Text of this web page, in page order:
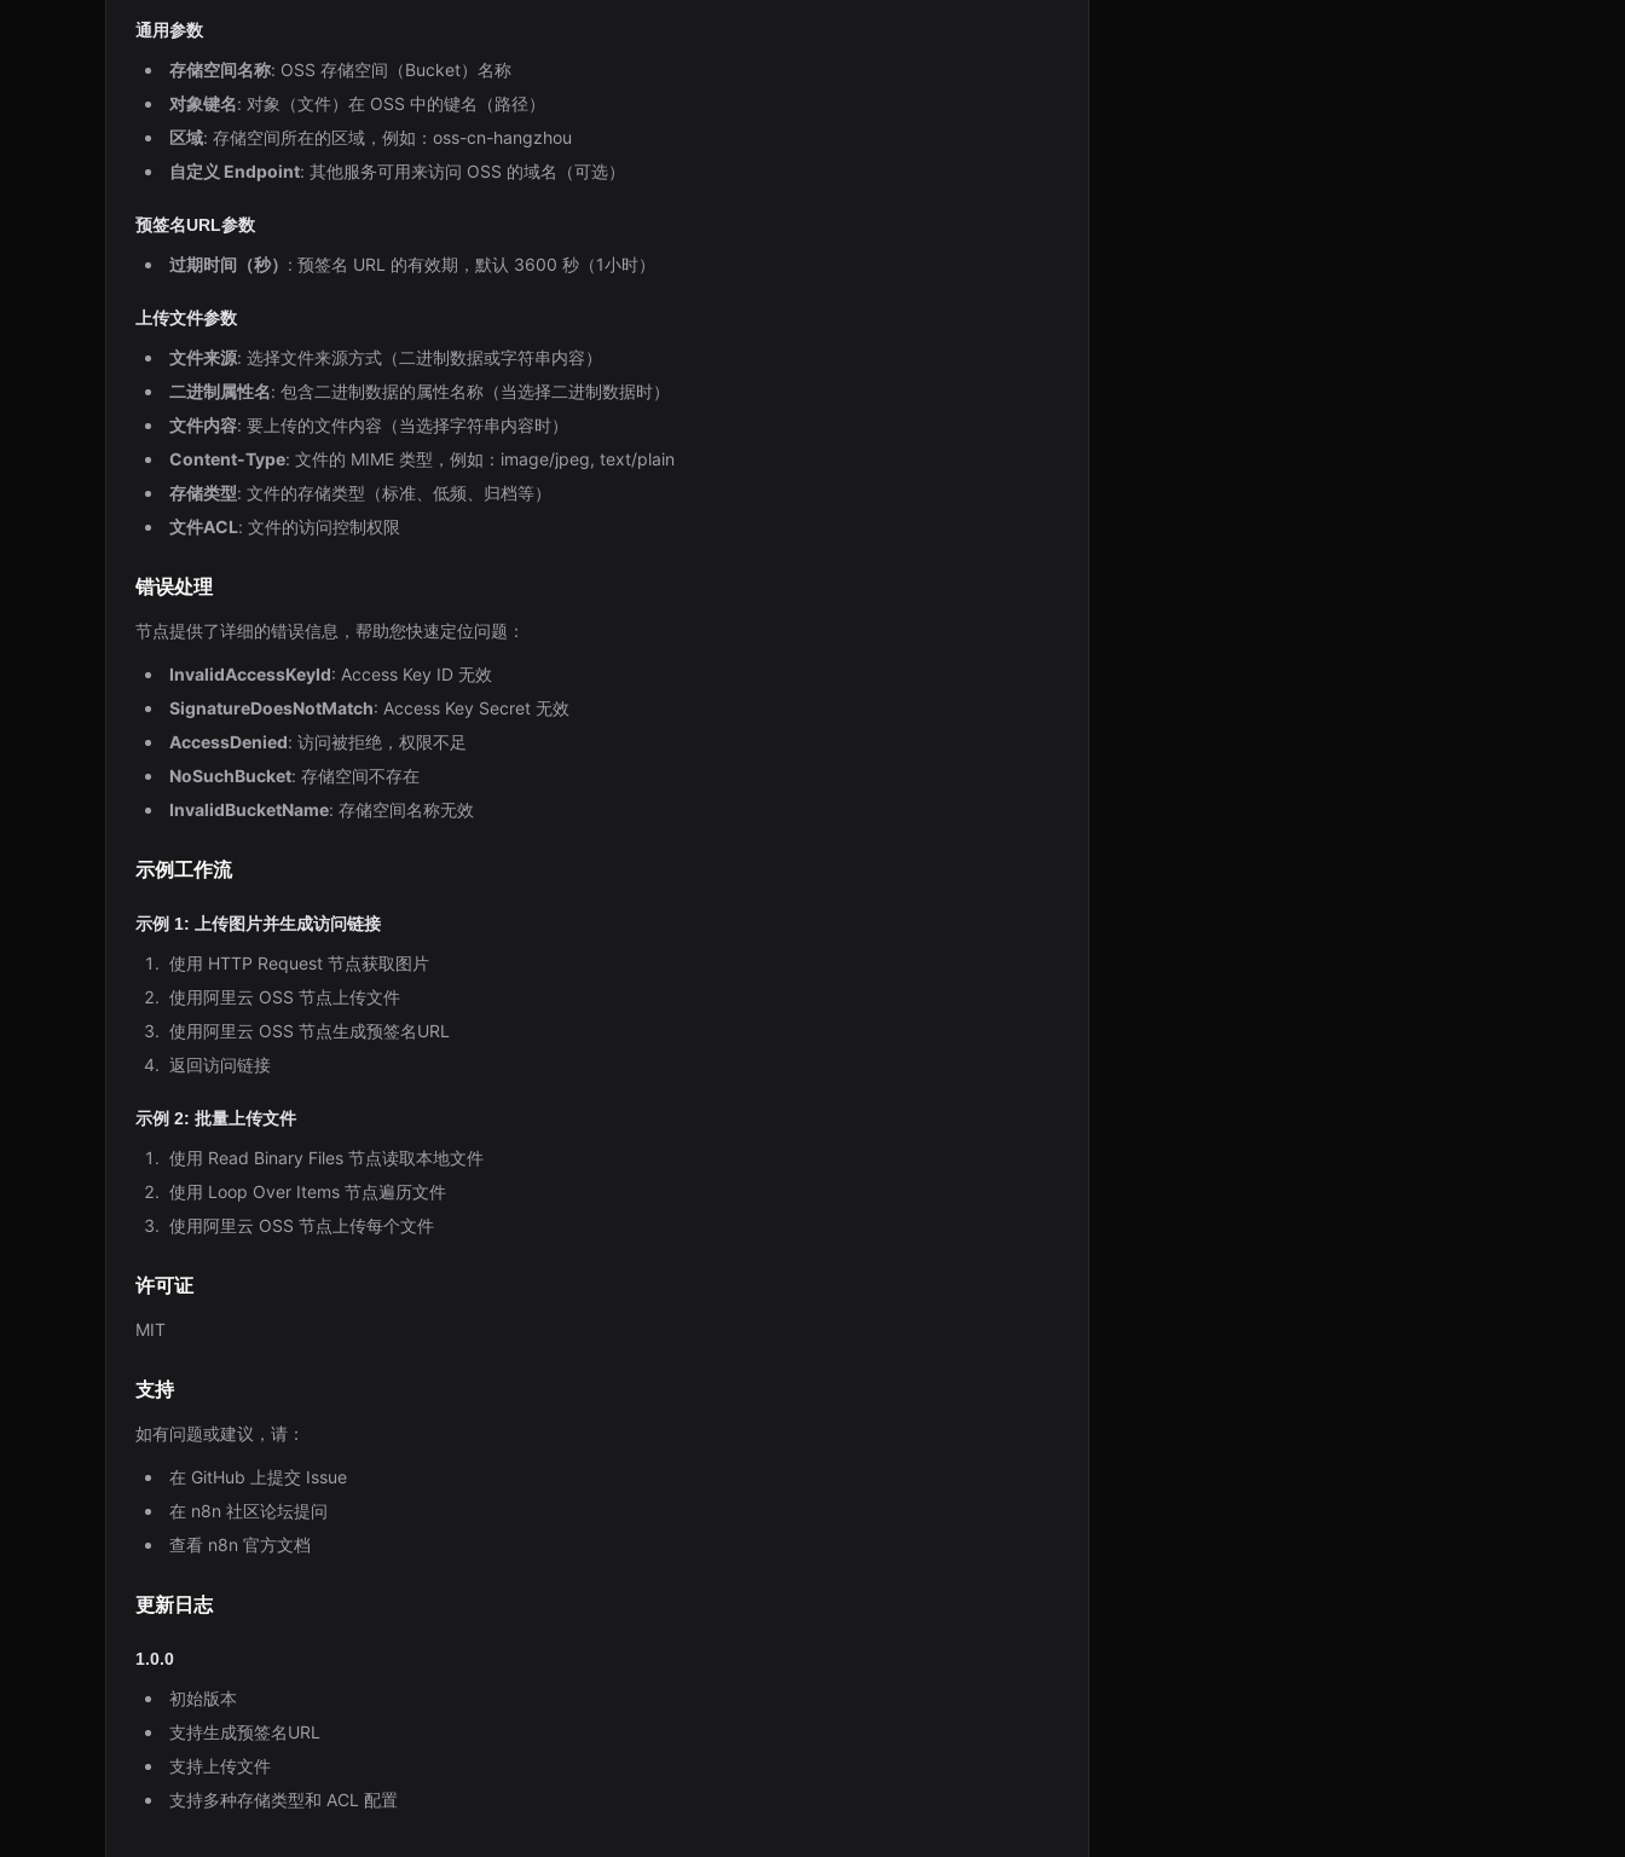
通用参数
存储空间名称: OSS 存储空间（Bucket）名称
对象键名: 对象（文件）在 OSS 中的键名（路径）
区域: 存储空间所在的区域，例如：oss-cn-hangzhou
自定义 Endpoint: 其他服务可用来访问 OSS 的域名（可选）
预签名URL参数
过期时间（秒） : 预签名 URL 的有效期，默认 3600 秒（1小时）
上传文件参数
文件来源: 选择文件来源方式（二进制数据或字符串内容）
二进制属性名: 包含二进制数据的属性名称（当选择二进制数据时）
文件内容: 要上传的文件内容（当选择字符串内容时）
Content-Type: 文件的 MIME 类型，例如：image/jpeg, text/plain
存储类型: 文件的存储类型（标准、低频、归档等）
文件ACL: 文件的访问控制权限
错误处理
节点提供了详细的错误信息，帮助您快速定位问题：
InvalidAccessKeyId: Access Key ID 无效
SignatureDoesNotMatch: Access Key Secret 无效
AccessDenied: 访问被拒绝，权限不足
NoSuchBucket: 存储空间不存在
InvalidBucketName: 存储空间名称无效
示例工作流
示例 1: 上传图片并生成访问链接
使用 HTTP Request 节点获取图片
使用阿里云 OSS 节点上传文件
使用阿里云 OSS 节点生成预签名URL
返回访问链接
示例 2: 批量上传文件
使用 Read Binary Files 节点读取本地文件
使用 Loop Over Items 节点遍历文件
使用阿里云 OSS 节点上传每个文件
许可证
MIT
支持
如有问题或建议，请：
在 GitHub 上提交 Issue
在 n8n 社区论坛提问
查看 n8n 官方文档
更新日志
1.0.0
初始版本
支持生成预签名URL
支持上传文件
支持多种存储类型和 ACL 配置